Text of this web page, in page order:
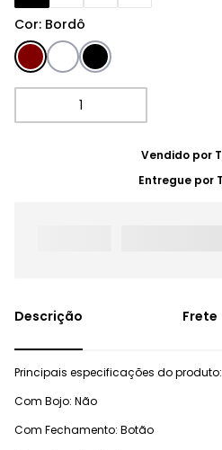
Cor: Bordô
Vendido por
Entregue por
Frete
Principais especificações do produto:
Com Bojo: Não
Com Fechamento: Botão